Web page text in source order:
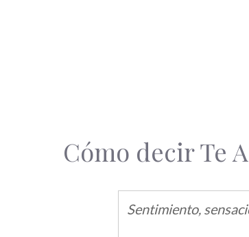
Cómo decir Te
Sentimiento,